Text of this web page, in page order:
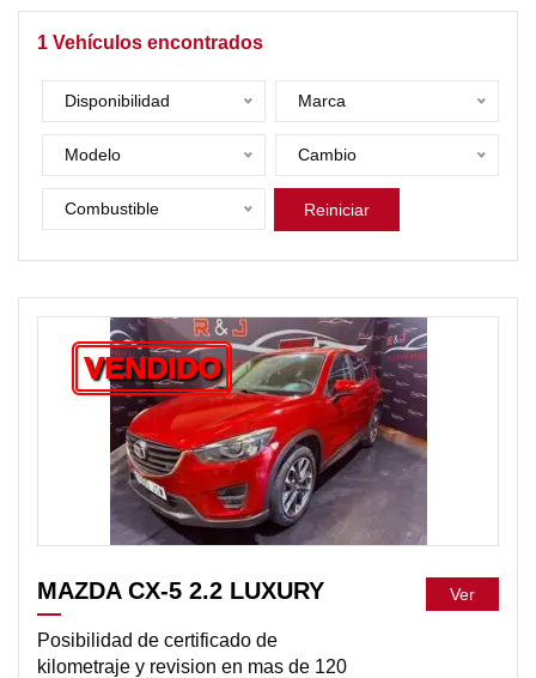
1 Vehículos encontrados
Disponibilidad Marca
Modelo Cambio
Combustible Reiniciar
VENDIDO
MAZDA CX-5 2.2 LUXURY
Posibilidad de certificado de
kilometraje y revision en mas de 120
Ver